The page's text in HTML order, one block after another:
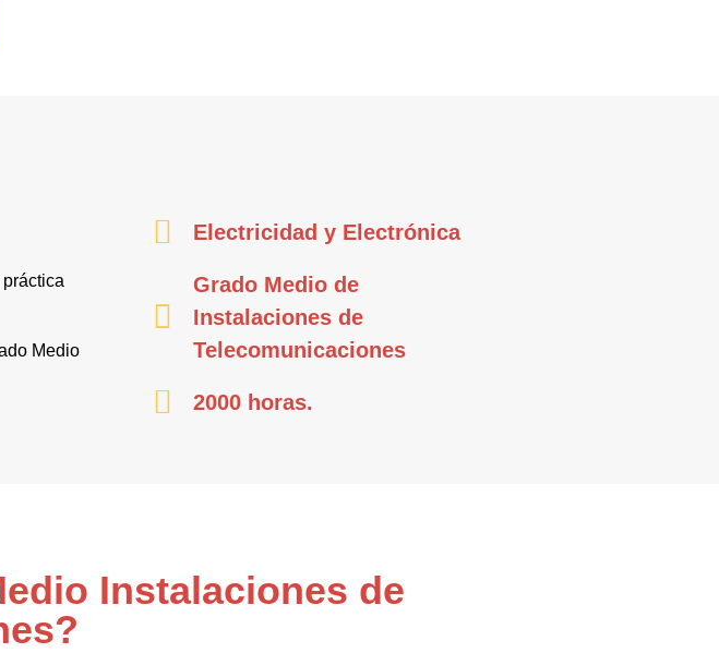
Medio
Electricidad y Electrónica
Grado Medio de
Instalaciones de
Telecomunicaciones
2000 horas.
Instalaciones de